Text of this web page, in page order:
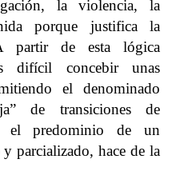
la violencia, la
porque justifica la
partir de esta lógica
difícil concebir unas
el denominado
de transiciones de
el predominio de un
parcializado, hace de la